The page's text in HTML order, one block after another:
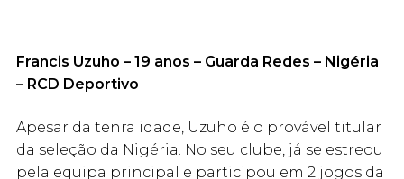
Francis Uzuho – 19 anos – Guarda Redes – Nigéria
– RCD Deportivo
Apesar da tenra idade, Uzuho é o provável titular
da seleção da Nigéria. No seu clube, já se estreou
pela equipa principal e participou em 2 jogos da